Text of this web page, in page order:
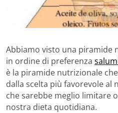
Abbiamo visto una piramide
in ordine di preferenza
è la piramide nutrizionale
dalla scelta più favorevole al
che sarebbe meglio limitare
nostra dieta quotidiana.